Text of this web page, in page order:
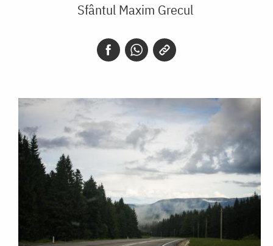
Sfântul Maxim Grecul